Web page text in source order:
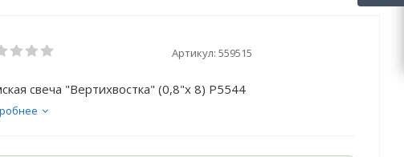
Артикул: 559515
свеча "Вертихвостка" (0,8"х 8) Р5544